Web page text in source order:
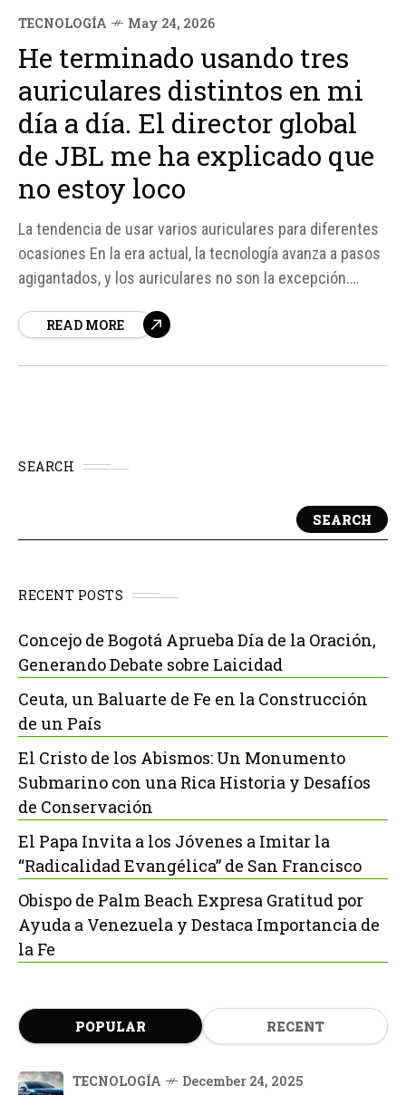
TECNOLOGÍA May 24, 2026
He terminado usando tres
auriculares distintos en mi
día a día. El director global
de JBL me ha explicado que
no estoy loco
La tendencia de usar varios auriculares para diferentes
ocasiones En la era actual, la tecnología avanza a pasos
agigantados, y los auriculares no son la excepción.
de usar varios auriculares para diferentes ocasiones es
READ MORE
SEARCH
SEARCH
RECENT POSTS
Concejo de Bogotá Aprueba Día de la Oración,
Generando Debate sobre Laicidad
Ceuta, un Baluarte de Fe en la Construcción
de un País
El Cristo de los Abismos: Un Monumento
Submarino con una Rica Historia y Desafíos
de Conservación
El Papa Invita a los Jóvenes a Imitar la
“Radicalidad Evangélica” de San Francisco
Obispo de Palm Beach Expresa Gratitud por
Ayuda a Venezuela y Destaca Importancia de
la Fe
POPULAR RECENT
TECNOLOGÍA December 24, 2025